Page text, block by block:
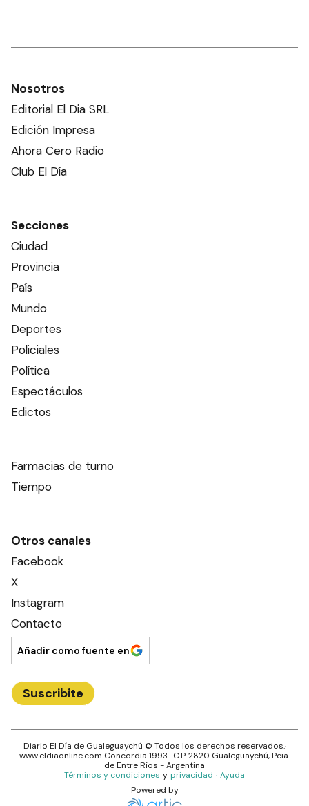
Nosotros
Editorial El Dia SRL
Edición Impresa
Ahora Cero Radio
Club El Día
Secciones
Ciudad
Provincia
País
Mundo
Deportes
Policiales
Política
Espectáculos
Edictos
Farmacias de turno
Tiempo
Otros canales
Facebook
X
Instagram
Contacto
Añadir como fuente en
Suscribite
Diario El Día de Gualeguaychú © Todos los derechos reservados.·
www.eldiaonline.com Concordia 1993 · C.P.2820 Gualeguaychú, Pcia.
deEntre Ríos - Argentina
Términos y condiciones y privacidad · Ayuda
Powered by